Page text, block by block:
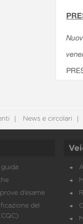
News e circolari
guida
d’esame
del